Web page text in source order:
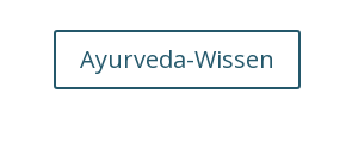
Ayurveda-Wissen